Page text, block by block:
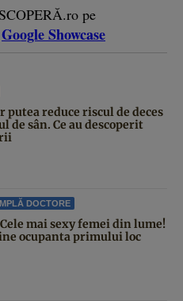
pe
Google Showcase
putea reduce riscul de deces
de sân. Ce au descoperit
DOCTORE
mai sexy femei din lume!
ocupanta primului loc